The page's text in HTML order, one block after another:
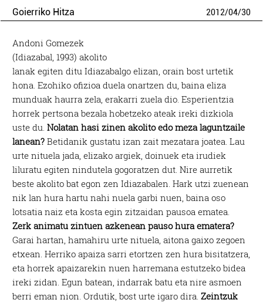
Goierriko Hitza 2012/04/30
Andoni Gomezek
(Idiazabal, 1993) akolito
lanak egiten ditu Idiazabalgo elizan, orain bost urtetik
hona. Ezohiko ofizioa duela onartzen du, baina eliza
munduak haurra zela, erakarri zuela dio. Esperientzia
horrek pertsona bezala hobetzeko ateak ireki dizkiola
uste du. Nolatan hasi zinen akolito edo meza laguntzaile
lanean? Betidanik gustatu izan zait mezatara joatea. Lau
urte nituela jada, elizako argiek, doinuek eta irudiek
liluratu egiten nindutela gogoratzen dut. Nire aurretik
beste akolito bat egon zen Idiazabalen. Hark utzi zuenean
nik lan hura hartu nahi nuela garbi nuen, baina oso
lotsatia naiz eta kosta egin zitzaidan pausoa ematea.
Zerk animatu zintuen azkenean pauso hura ematera?
Garai hartan, hamahiru urte nituela, aitona gaixo zegoen
etxean. Herriko apaiza sarri etortzen zen hura bisitatzera,
eta horrek apaizarekin nuen harremana estutzeko bidea
ireki zidan. Egun batean, indarrak batu eta nire asmoen
berri eman nion. Ordutik, bost urte igaro dira.Zeintzuk